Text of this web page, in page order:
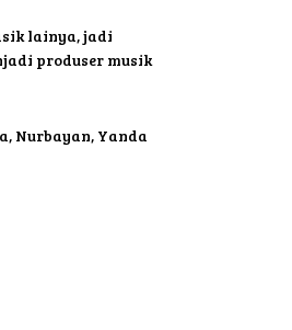
lainya, jadi
produser musik
Nurbayan, Yanda